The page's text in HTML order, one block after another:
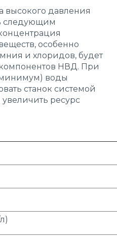
высокого давления
следующим
особенно
и хлоридов, будет
НВД. При
минимум) воды
станок системой
ресурс